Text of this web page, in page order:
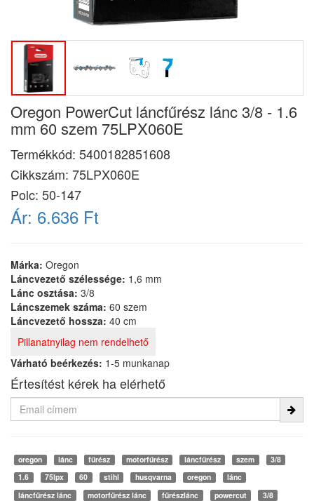
Oregon PowerCut láncfűrész lánc 3/8 - 1.6
mm 60 szem 75LPX060E
Termékkód: 5400182851608
Cikkszám: 75LPX060E
Polc: 50-147
Ár: 6.636 Ft
Márka: Oregon
Láncvezető szélessége: 1,6 mm
Lánc osztása: 3/8
Láncszemek száma: 60 szem
Láncvezető hossza: 40 cm
Pillanatnyilag nem rendelhető
Várható beérkezés: 1-5 munkanap
Értesítést kérek ha elérhető
oregon lánc fűrész motorfűrész láncfűrész szem
3/8
1.6
75lpx 60 stihl husqvarna oregon
lánc
láncfűrész lánc
motorfűrész lánc fűrészlánc powercut
3/8